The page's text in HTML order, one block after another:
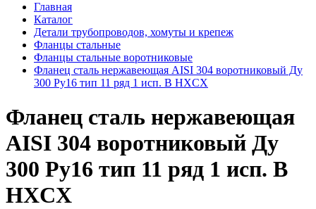
Главная
Каталог
Детали трубопроводов, хомуты и крепеж
Фланцы стальные
Фланцы стальные воротниковые
Фланец сталь нержавеющая AISI 304 воротниковый Ду
300 Ру16 тип 11 ряд 1 исп. B HXCX
Фланец сталь нержавеющая
AISI 304 воротниковый Ду
300 Ру16 тип 11 ряд 1 исп. B
HXCX